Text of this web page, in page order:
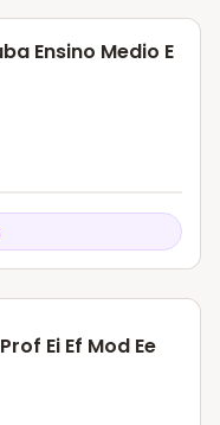
Ensino Medio E
Ei Ef Mod Ee